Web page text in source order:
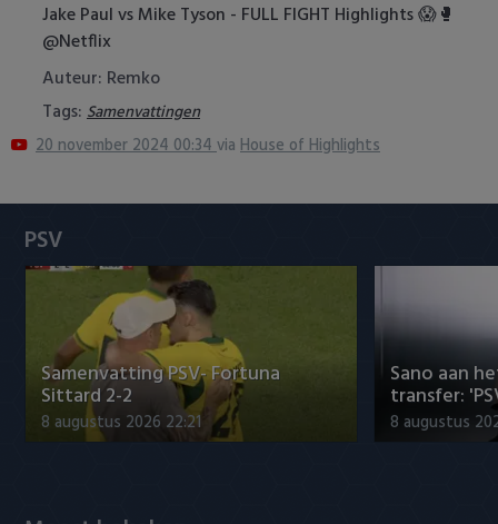
FC Twente
FC Utrecht
Feyenoord
NAC Breda
PEC Zwolle
PSV
Roda JC
SC Heerenveen
Vrouwenvoetbal
Champions League
Europa League
Jake Paul vs Mike Tyson - FULL FIGHT Highlights 😱🥊
@Netflix
Auteur: Remko
Tags: Samenvattingen
20 november 2024 00:34via House of Highlights
PSV
Samenvatting PSV- Fortuna
Sittard 2-2
8 augustus 2026 22:21
Sano aan
transfer:
8 augustus